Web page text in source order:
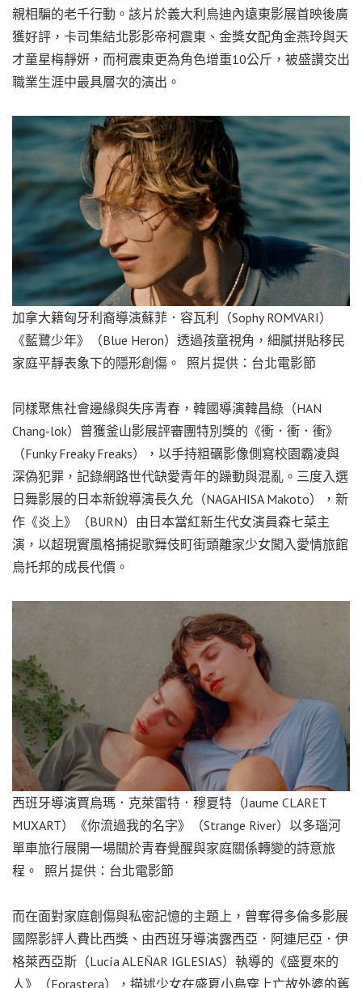
親相騙的老千行動。該片於義大利烏迪內遠東影展首映後廣
獲好評，卡司集結北影影帝柯震東、金獎女配角金燕玲與天
才童星梅靜妍，而柯震東更為角色增重10公斤，被盛讚交出
職業生涯中最具層次的演出。
加拿大籍匈牙利裔導演蘇菲．容瓦利（Sophy ROMVARI）
《藍鷺少年》（Blue Heron）透過孩童視角，細膩拼貼移民
家庭平靜表象下的隱形創傷。 照片提供：台北電影節
同樣聚焦社會邊緣與失序青春，韓國導演韓昌綠（HAN
Chang-lok）曾獲釜山影展評審團特別獎的《衝．衝．衝》
（Funky Freaky Freaks），以手持粗礪影像側寫校園霸凌與
深偽犯罪，記錄網路世代缺愛青年的躁動與混亂。三度入選
日舞影展的日本新銳導演長久允（NAGAHISA Makoto），新
作《炎上》（BURN）由日本當紅新生代女演員森七菜主
演，以超現實風格捕捉歌舞伎町街頭離家少女闖入愛情旅館
烏托邦的成長代價。
西班牙導演賈烏瑪．克萊雷特．穆夏特（Jaume CLARET
MUXART）《你流過我的名字》（Strange River）以多瑙河
單車旅行展開一場關於青春覺醒與家庭關係轉變的詩意旅
程。 照片提供：台北電影節
而在面對家庭創傷與私密記憶的主題上，曾奪得多倫多影展
國際影評人費比西獎、由西班牙導演露西亞．阿連尼亞．伊
格萊西亞斯（Lucía ALEÑAR IGLESIAS）執導的《盛夏來的
人》（Forastera），描述少女在盛夏小島穿上亡故外婆的舊